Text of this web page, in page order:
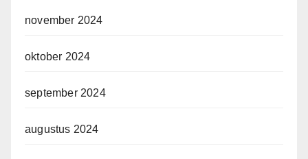
november 2024
oktober 2024
september 2024
augustus 2024